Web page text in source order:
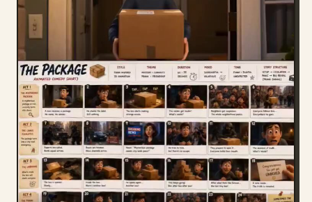
定价
下载
博客
更新